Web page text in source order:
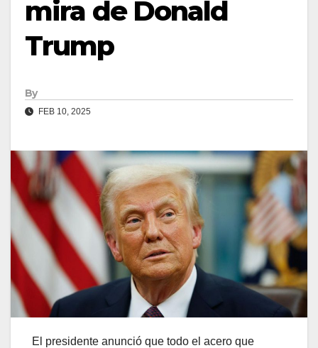
mira de Donald
Trump
By
FEB 10, 2025
El presidente anunció que todo el acero que